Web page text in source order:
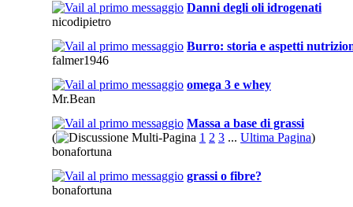
Danni degli oli idrogenati
nicodipietro
Burro: storia e aspetti
falmer1946
omega 3 e whey
Mr.Bean
Massa a base di grassi
(
1 2 3 ... Ultima Pagina)
bonafortuna
grassi o fibre?
bonafortuna